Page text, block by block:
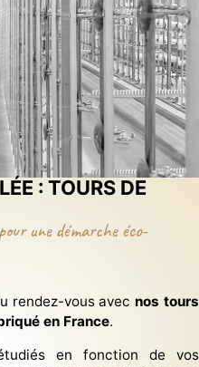
rubans ou une demande
sur mesure
DEVIS
NOUS !
: TOURS DE
une démarche éco-
rendez-vous avec nos tours
en France.
en fonction de vos